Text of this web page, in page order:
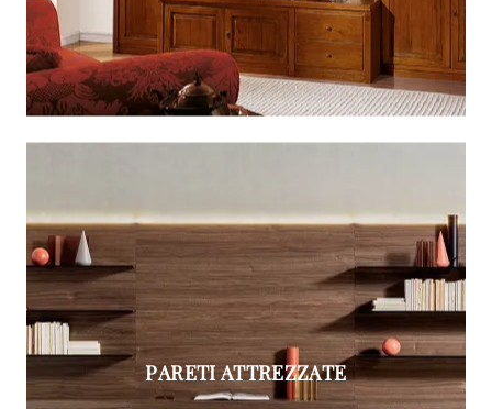
PARETI ATTREZZATE